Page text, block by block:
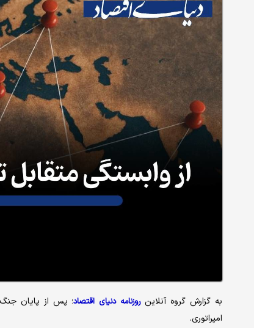
به گزارش گروه آنلاینروزنامه دنیای اقتصاد
امپراتوری.